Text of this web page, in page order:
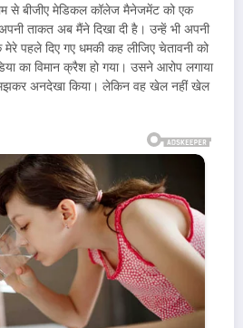
से बीजीए मेडिकल कॉलेज मैनेजमेंट को एक
ताकत अब मैंने दिखा दी है। उन्हें भी अपनी
पहले दिए गए धमकी कह लीजिए चेतावनी को
का विमान क्रैश हो गया। उसने आरोप लगाया
अनदेखा किया। लेकिन वह खेल नहीं खेल